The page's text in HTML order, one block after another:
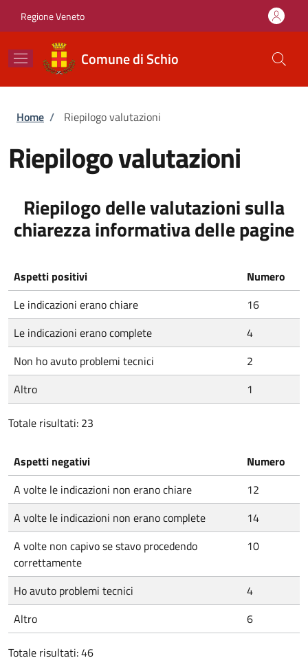
Regione Veneto
Comune di Schio
Briciole di pane
Home / Riepilogo valutazioni
Riepilogo valutazioni
Riepilogo delle valutazioni sulla
chiarezza informativa delle pagine
Aspetti positivi
Numero
Le indicazioni erano chiare
16
Le indicazioni erano complete
4
Non ho avuto problemi tecnici
2
Altro
1
Totale risultati: 23
Aspetti negativi
Numero
A volte le indicazioni non erano chiare
12
A volte le indicazioni non erano complete
14
A volte non capivo se stavo procedendo
correttamente
10
Ho avuto problemi tecnici
4
Altro
6
Totale risultati: 46